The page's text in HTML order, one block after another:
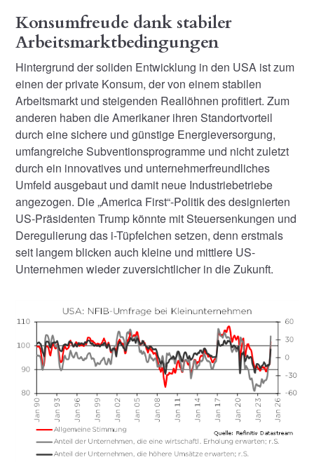
Konsumfreude dank stabiler
Arbeitsmarktbedingungen
Hintergrund der soliden Entwicklung in den USA ist zum
einen der private Konsum, der von einem stabilen
Arbeitsmarkt und steigenden Reallöhnen profitiert. Zum
anderen haben die Amerikaner ihren Standortvorteil
durch eine sichere und günstige Energieversorgung,
umfangreiche Subventionsprogramme und nicht zuletzt
durch ein innovatives und unternehmerfreundliches
Umfeld ausgebaut und damit neue Industriebetriebe
angezogen. Die „America First“-Politik des designierten
US-Präsidenten Trump könnte mit Steuersenkungen und
Deregulierung das i-Tüpfelchen setzen, denn erstmals
seit langem blicken auch kleine und mittlere US-
Unternehmen wieder zuversichtlicher in die Zukunft.